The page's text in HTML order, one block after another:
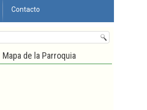
Contacto
Mapa de la Parroquia